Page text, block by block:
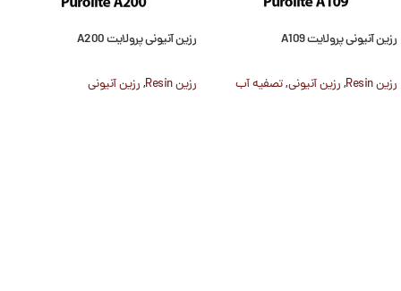
رزین آنیونی پرولایت A109
رزین Resin ,رزین آنیونی,تصفیه آب
رزین آنیونی پرولایت A200
رزین Resin ,رزین آنیونی